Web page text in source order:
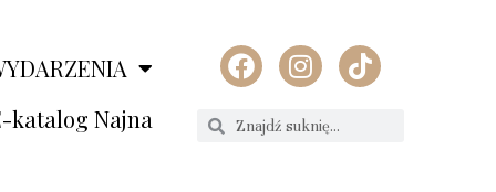
katalog Najna